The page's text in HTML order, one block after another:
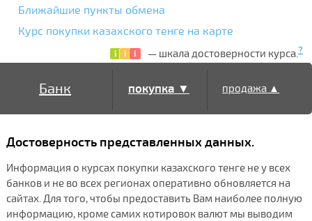
Ближайшие пункты обмена
Курс покупки казахского тенге на карте
— шкала достоверности курса.?
Банк покупка ▼ продажа ▲
Достоверность представленных данных.
Информация о курсах покупки казахского тенге не у всех
банков и не во всех регионах оперативно обновляется на
сайтах. Для того, чтобы предоставить Вам наиболее полную
информацию, кроме самих котировок валют мы выводим